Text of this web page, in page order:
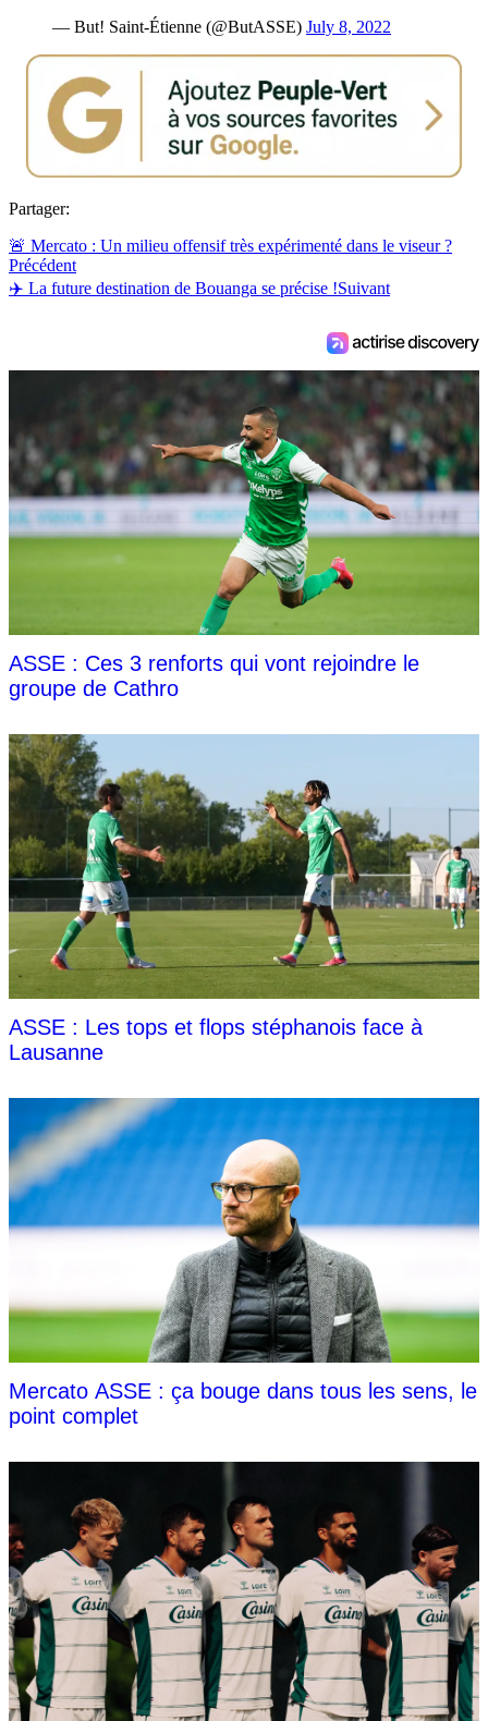
— But! Saint-Étienne (@ButASSE) July 8, 2022
Partager:
🚨 Mercato : Un milieu offensif très expérimenté dans le viseur ?
Précédent
✈️ La future destination de Bouanga se précise !Suivant
ASSE : Ces 3 renforts qui vont rejoindre le
groupe de Cathro
ASSE : Les tops et flops stéphanois face à
Lausanne
Mercato ASSE : ça bouge dans tous les sens, le
point complet